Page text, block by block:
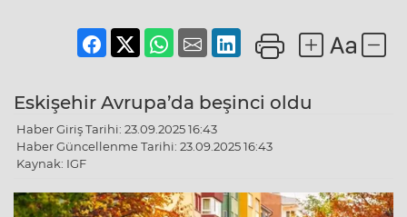
Eskişehir Avrupa’da beşinci oldu
Haber Giriş Tarihi: 23.09.2025 16:43
Haber Güncellenme Tarihi: 23.09.2025 16:43
Kaynak: IGF